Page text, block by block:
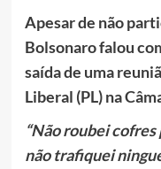
Apesar de não
Bolsonaro falou
saída de uma
Liberal (PL) na
“Não roubei
não trafiquei